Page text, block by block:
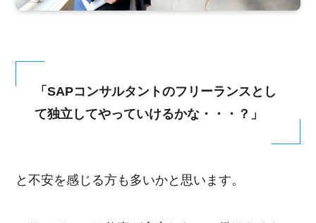
「SAPコンサルタントのフリーランスとし
て独立してやっていけるかな・・・？」
と不安を感じる方も多いかと思います。